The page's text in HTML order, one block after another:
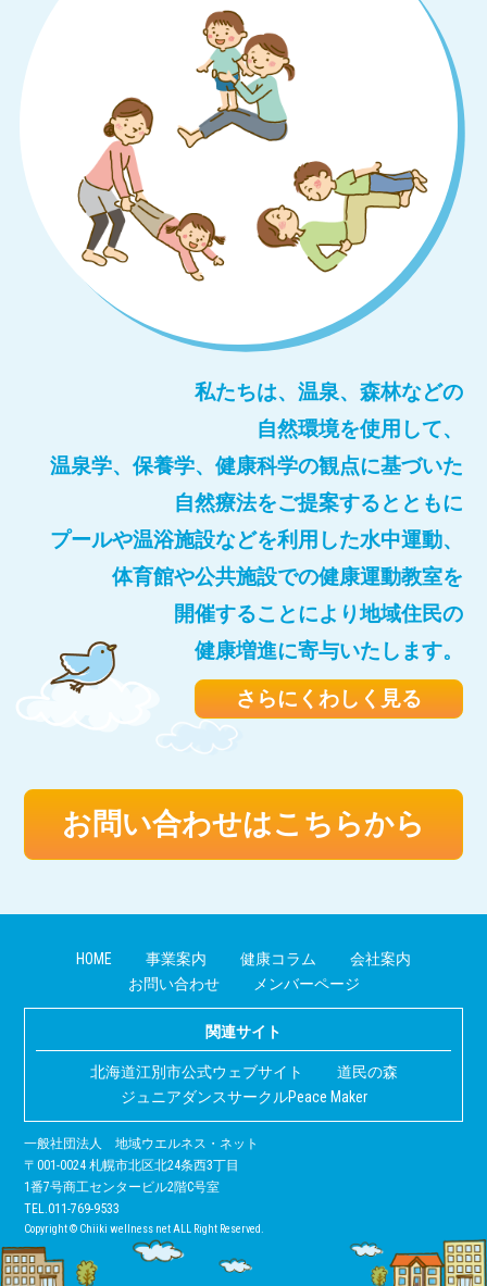
私たちは、温泉、森林などの
自然環境を使用して、
温泉学、保養学、健康科学の観点に基づいた
自然療法をご提案するとともに
プールや温浴施設などを利用した水中運動、
体育館や公共施設での健康運動教室を
開催することにより地域住民の
健康増進に寄与いたします。
さらにくわしく見る
お問い合わせはこちらから
HOME 事業案内 健康コラム
会社案内
お問い合わせ
メンバーページ
関連サイト
北海道江別市公式ウェブサイト
道民の森
ジュニアダンスサークルPeace Maker
一般社団法人 地域ウエルネス・ネット
〒001-0024 札幌市北区北24条西3丁目
1番7号商工センタービル2階C号室
TEL.011-769-9533
Copyright © Chiiki wellness net ALL Right Reserved.